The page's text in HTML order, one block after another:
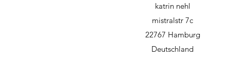
katrin nehl
mistralstr 7c
22767 Hamburg
Deutschland